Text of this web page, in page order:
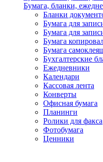
Бумага, бланки,
Бланки
Бумага для
Бумага для
Бумага
Бумага
Бухгалтерские
Ежедневники
Календари
Кассовая лента
Конверты
Офисная бумага
Планинги
Ролики для факса
Фотобумага
Ценники